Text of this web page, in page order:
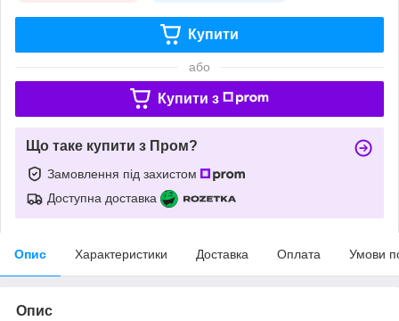
Купити
або
Купити з
Що таке купити з Пром?
Замовлення під захистом
Доступна доставка
Опис Характеристики Доставка Оплата Умови
Опис